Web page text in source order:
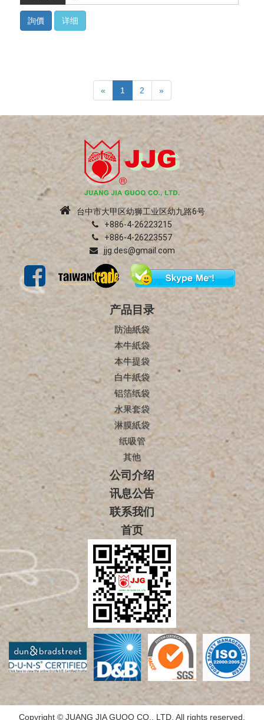
詢價 详细
« 1 2 »
台中市大甲区幼狮工业区幼九路6号
+886-4-26223215
+886-4-26223557
jjg.des@gmail.com
产品目录
防油紙袋
本牛紙袋
本牛提袋
白牛紙袋
铝箔纸袋
水果套袋
淋膜紙袋
纸吸管
其他
公司介绍
讯息公告
联系我们
首页
Copyright © JUANG JIA GUOO CO., LTD. All rights reserved.